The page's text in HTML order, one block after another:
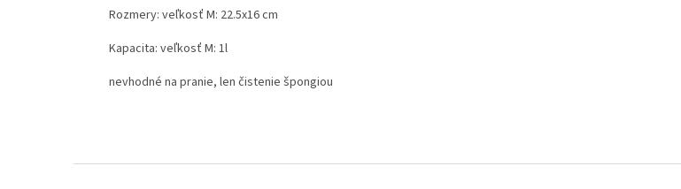
Rozmery: veľkosť M: 22.5x16 cm
Kapacita: veľkosť M: 1l
nevhodné na pranie, len čistenie špongiou